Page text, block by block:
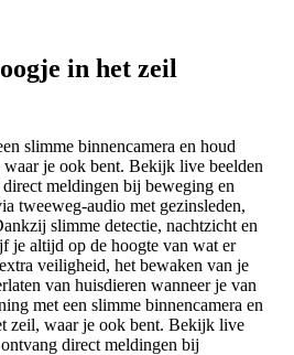
in het zeil
slimme binnencamera en houd
je ook bent. Bekijk live beelden
meldingen bij beweging en
tweeweg-audio met gezinsleden,
slimme detectie, nachtzicht en
je altijd op de hoogte van wat er
veiligheid, het bewaken van je
van huisdieren wanneer je van
met een slimme binnencamera en
zeil, waar je ook bent. Bekijk live
direct meldingen bij